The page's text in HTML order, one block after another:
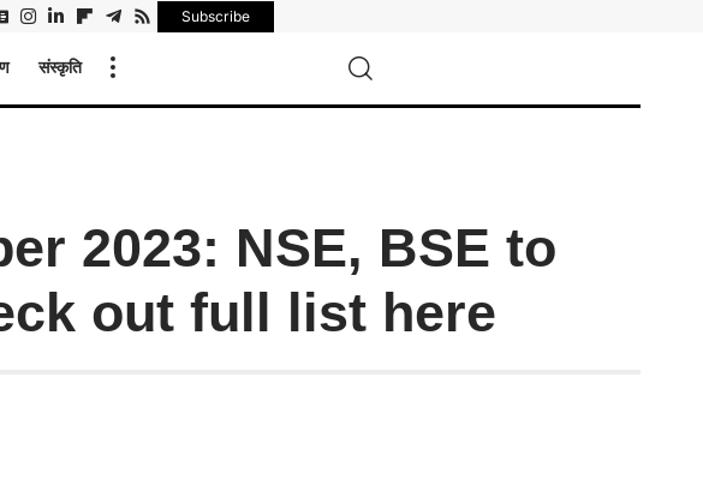
Subscribe
संस्कृति
2023: NSE, BSE to
out full list here